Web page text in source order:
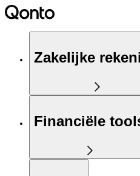
Zakelijke
Financiële